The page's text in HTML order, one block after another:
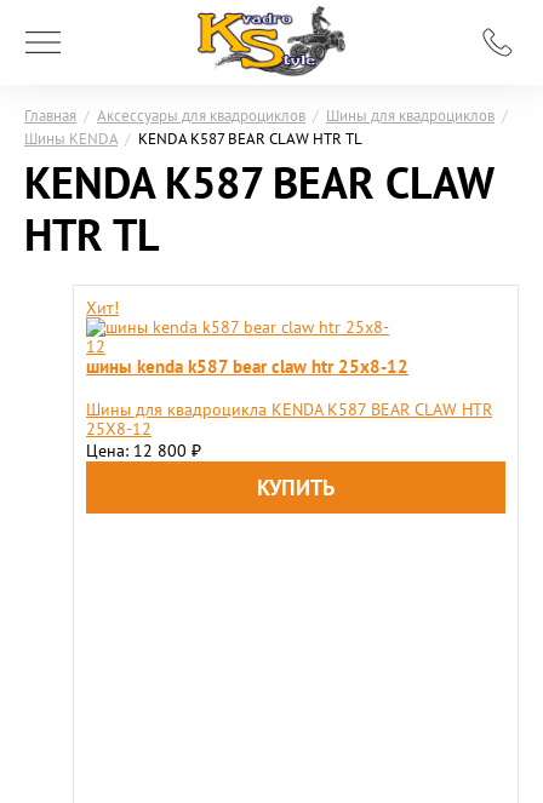
Главная / Аксессуары для квадроциклов / Шины для квадроциклов /
Шины KENDA / KENDA K587 BEAR CLAW HTR TL
KENDA K587 BEAR CLAW
HTR TL
Хит!
шины kenda k587 bear claw htr 25x8-12
Шины для квадроцикла KENDA K587 BEAR CLAW HTR
25X8-12
Цена: 12 800 ₽